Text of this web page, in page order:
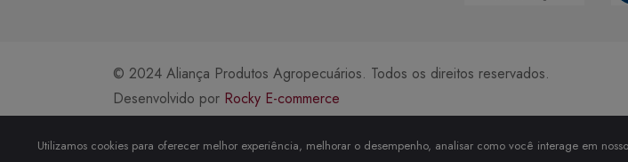
© 2024 Aliança Produtos Agropecuários. Todos os direitos reservados.
Desenvolvido por Rocky E-commerce
Utilizamos cookies para oferecer melhor experiência, melhorar o desempenho, analisar como você interage em